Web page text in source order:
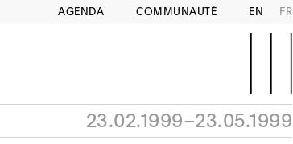
AGENDA COMMUNAUTÉ EN FR
23.02.1999–23.05.1999